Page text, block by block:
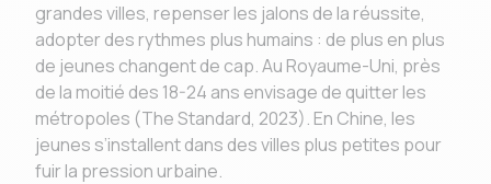
grandes villes, repenser les jalons de la réussite,
adopter des rythmes plus humains : de plus en plus
de jeunes changent de cap. Au Royaume-Uni, près
de la moitié des 18-24 ans envisage de quitter les
métropoles (The Standard, 2023). En Chine, les
jeunes s’installent dans des villes plus petites pour
fuir la pression urbaine.